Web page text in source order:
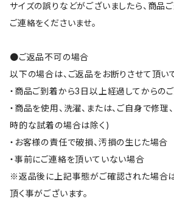
サイズの誤りなどがございましたら、商品
ご連絡をくださいませ。
●ご返品不可の場合
以下の場合は、ご返品をお断りさせて頂いて
・商品ご到着から3日以上経過してからの
・商品を使用、洗濯、または、ご自身で修
時的な試着の場合は除く)
・お客様の責任で破損、汚損の生じた場合
・事前にご連絡を頂いていない場合
※返品後に上記事態がご確認された場合
頂く事がございます。